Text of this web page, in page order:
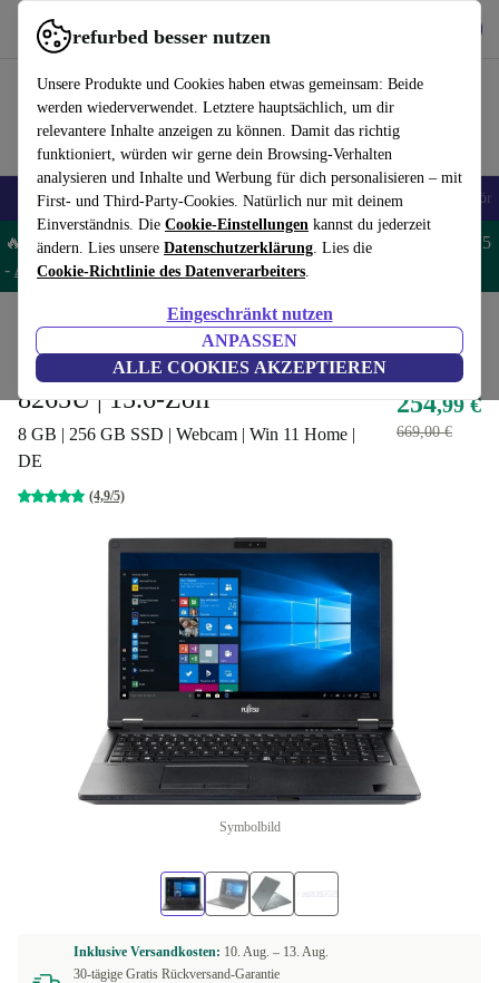
refurbed besser nutzen
Unsere Produkte und Cookies haben etwas gemeinsam: Beide
werden wiederverwendet. Letztere hauptsächlich, um dir
relevantere Inhalte anzeigen zu können. Damit das richtig
funktioniert, würden wir gerne dein Browsing-Verhalten
analysieren und Inhalte und Werbung für dich personalisieren – mit
First- und Third-Party-Cookies. Natürlich nur mit deinem
Einverständnis. Die Cookie-Einstellungen kannst du jederzeit
ändern. Lies unsere Datenschutzerklärung. Lies die
Cookie-Richtlinie des Datenverarbeiters.
Eingeschränkt nutzen
ANPASSEN
ALLE COOKIES AKZEPTIEREN
refurbed schnell und einfach nutzen
🎒 Back to school Handys Laptops Tablets Smartwatches Zubehör
🔥 Spare 5% EXTRA auf MacBooks und iPads – Code: MACPAD5
- AGB
Laptops Fujitsu Laptops
Fujitsu Lifebook E559 | i5-
8265U | 15.6-Zoll
8 GB | 256 GB SSD | Webcam | Win 11 Home |
DE
(4,9/5)
254,99 €
669,00 €
Symbolbild
Inklusive Versandkosten: 10. Aug. – 13. Aug.
30-tägige Gratis Rückversand-Garantie